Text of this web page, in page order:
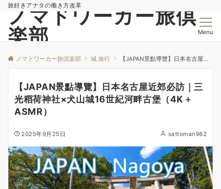
旅好きアナタの働き方改革
ノマドワーカー旅倶
楽部
Menu
ノマドワーカー旅倶楽部 城 旅行 【JAPAN景點導覽】日本名古屋近郊必訪｜三光稻荷神社×犬山城16世紀河畔古堡（4K＋ASMR）
【JAPAN景點導覽】日本名古屋近郊必訪｜三
光稻荷神社×犬山城16世紀河畔古堡（4K＋
ASMR）
2025年9月25日 sattoman962